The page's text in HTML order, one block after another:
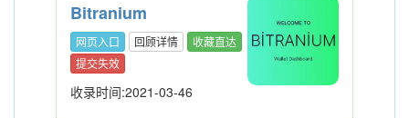
Bitranium
网页入口 回顾详情
收藏直达
提交失效
收录时间:2021-03-46